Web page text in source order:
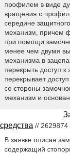
профилем в виде
вращения с
середине
механизм, причем
при помощи
менее чем двумя
механизма в
перекрыть доступ
перекрывает
со стороны
механизм и
средства // 2629874
В заявке описан
содержащий